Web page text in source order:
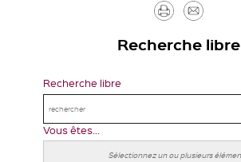
Imprimer
Recherche libre
Recherche libre
Vous êtes...